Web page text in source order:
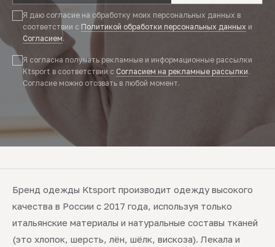
Я даю согласие на обработку моих персональных данных в
соответствии с Политикой обработки персональных данных и
Согласием.
Я согласна получать рекламные и информационные рассылки
Ktsport в соответствии с Согласием на рекламные рассылки.
Согласие можно отозвать в любой момент.
Бренд одежды Ktsport производит одежду высокого
качества в России с 2017 года, используя только
итальянские материалы и натуральные составы тканей
(это хлопок, шерсть, лён, шёлк, вискоза). Лекала и